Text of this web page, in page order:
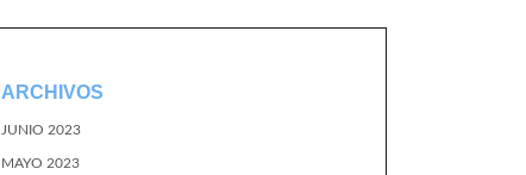
ARCHIVOS
JUNIO 2023
MAYO 2023